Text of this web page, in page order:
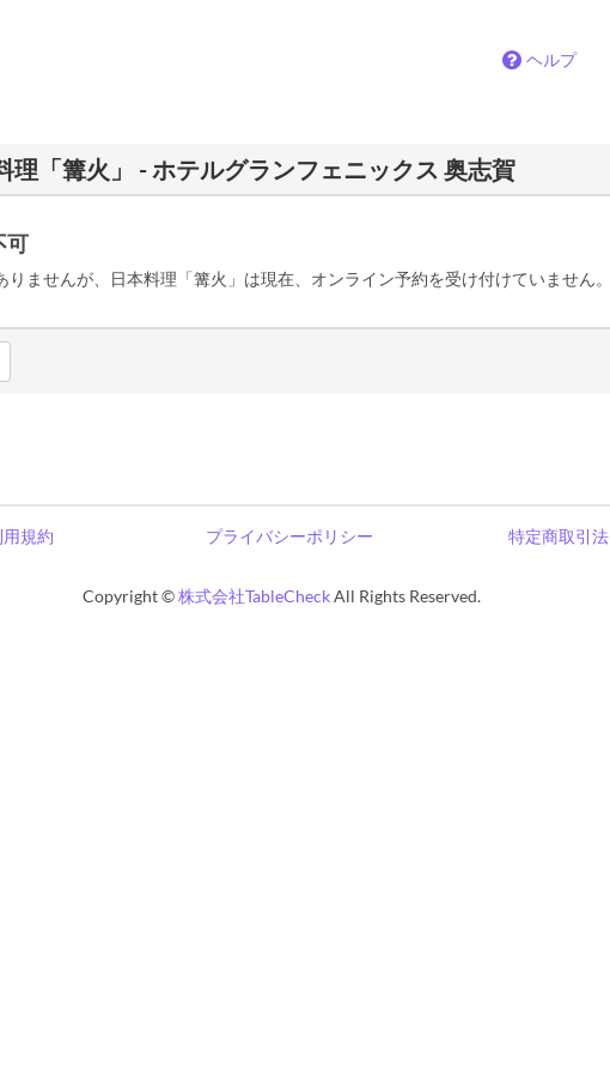
ヘルプ
理「篝火」 - ホテルグランフェニックス 奥志賀
可
りませんが、日本料理「篝火」は現在、オンライン予約を受け付けていません。
用規約 プライバシーポリシー 特定商取引法
Copyright ©株式会社TableCheckAll Rights Reserved.